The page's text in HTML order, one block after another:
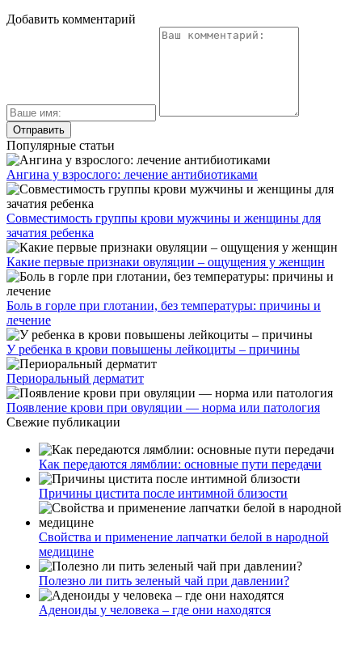
Добавить комментарий
Популярные статьи
Ангина у взрослого: лечение антибиотиками
Совместимость группы крови мужчины и женщины для
зачатия ребенка
Какие первые признаки овуляции – ощущения у женщин
Боль в горле при глотании, без температуры: причины и
лечение
У ребенка в крови повышены лейкоциты – причины
Периоральный дерматит
Появление крови при овуляции — норма или патология
Свежие публикации
Как передаются лямблии: основные пути передачи
Причины цистита после интимной близости
Свойства и применение лапчатки белой в народной
медицине
Полезно ли пить зеленый чай при давлении?
Аденоиды у человека – где они находятся